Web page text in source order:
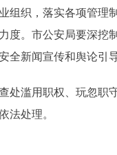
组织，落实各项管理
度。市公安局要深挖
全新闻宣传和舆论引
滥用职权、玩忽职守
法处理。